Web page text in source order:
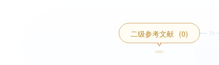
二级参考文献 (0)